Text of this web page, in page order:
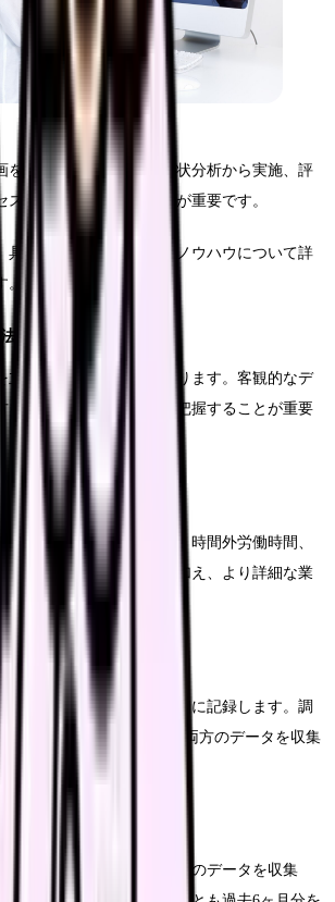
を立案するためには、現状分析から実施、評
を体系的に進めることが重要です。
具体的な手順と実践的なノウハウについて詳
立てる上での出発点となります。客観的なデ
を収集し、実態を正確に把握することが重要
握することから始めます。時間外労働時間、
率などの基本的な指標に加え、より詳細な業
す。
間帯別、業務種類別に詳細に記録します。調
は確保し、平日と休日の両方のデータを収集
。
看護必要度、在院日数などのデータを収集